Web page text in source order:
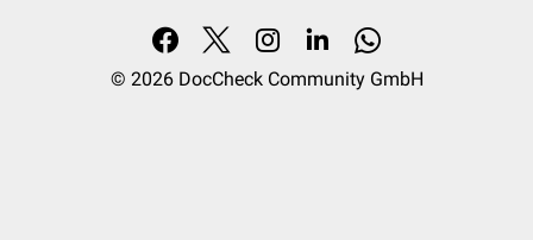
© 2026 DocCheck Community GmbH